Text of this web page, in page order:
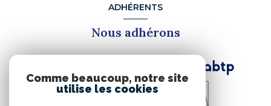
ADHÉRENTS
Nous adhérons
Comme beaucoup, notre site
utilise les cookies